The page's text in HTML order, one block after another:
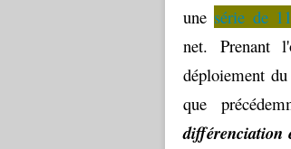
une série de
net. Prenant
déploiement
que
différenciation